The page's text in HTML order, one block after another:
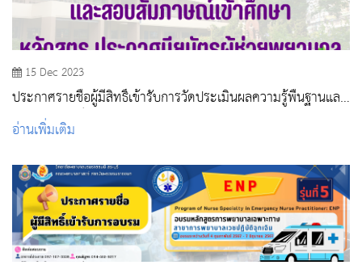
15 Dec 2023
ประกาศรายชื่อผู้มีสิทธิ์เข้ารับการวัดประเมินผลความรู้พื้นฐานและ
สอบสัมภาษณ์เข้าศึกษา หลักสูตรประกาศนียบัตรผู้ช่วยพยาบาล
รุ่นที่ 2 ประจำปีการศึกษา 2566
อ่านเพิ่มเติม